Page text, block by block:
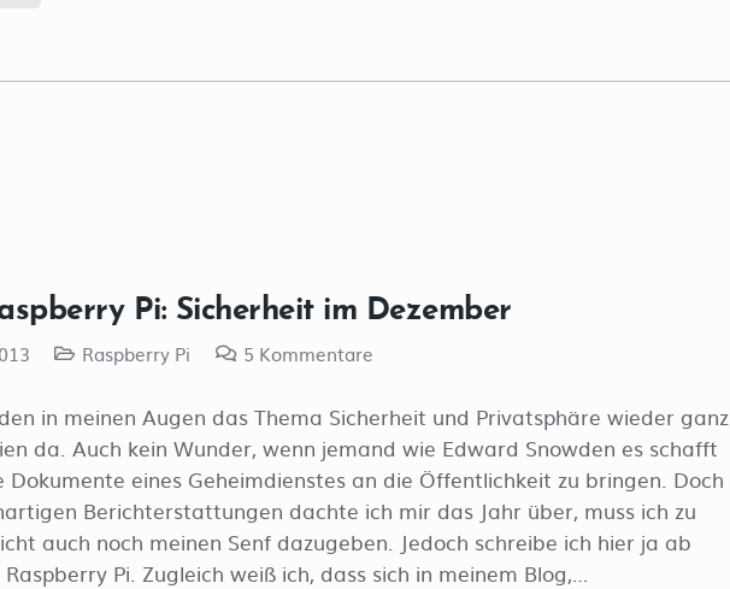
Pi: Sicherheit im Dezember
Raspberry Pi 5 Kommentare
in meinen Augen das Thema Sicherheit und Privatsphäre wieder ganz
da. Auch kein Wunder, wenn jemand wie Edward Snowden es schafft
eines Geheimdienstes an die Öffentlichkeit zu bringen. Doch
Berichterstattungen dachte ich mir das Jahr über, muss ich zu
auch noch meinen Senf dazugeben. Jedoch schreibe ich hier ja ab
Pi. Zugleich weiß ich, dass sich in meinem Blog,…